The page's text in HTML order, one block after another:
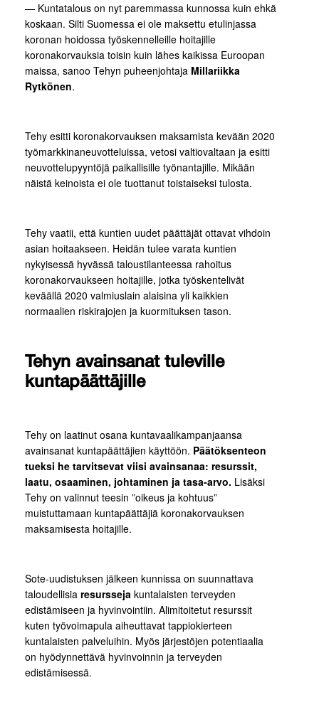
— Kuntatalous on nyt paremmassa kunnossa kuin ehkä
koskaan. Silti Suomessa ei ole maksettu etulinjassa
koronan hoidossa työskennelleille hoitajille
koronakorvauksia toisin kuin lähes kaikissa Euroopan
maissa, sanoo Tehyn puheenjohtaja Millariikka
Rytkönen.
Tehy esitti koronakorvauksen maksamista kevään 2020
työmarkkinaneuvotteluissa, vetosi valtiovaltaan ja esitti
neuvottelupyyntöjä paikallisille työnantajille. Mikään
näistä keinoista ei ole tuottanut toistaiseksi tulosta.
Tehy vaatii, että kuntien uudet päättäjät ottavat vihdoin
asian hoitaakseen. Heidän tulee varata kuntien
nykyisessä hyvässä taloustilanteessa rahoitus
koronakorvaukseen hoitajille, jotka työskentelivät
keväällä 2020 valmiuslain alaisina yli kaikkien
normaalien riskirajojen ja kuormituksen tason.
Tehyn avainsanat tuleville
kuntapäättäjille
Tehy on laatinut osana kuntavaalikampanjaansa
avainsanat kuntapäättäjien käyttöön. Päätöksenteon
tueksi he tarvitsevat viisi avainsanaa: resurssit,
laatu, osaaminen, johtaminen ja tasa-arvo. Lisäksi
Tehy on valinnut teesin ”oikeus ja kohtuus”
muistuttamaan kuntapäättäjiä koronakorvauksen
maksamisesta hoitajille.
Sote-uudistuksen jälkeen kunnissa on suunnattava
taloudellisia resursseja kuntalaisten terveyden
edistämiseen ja hyvinvointiin. Alimitoitetut resurssit
kuten työvoimapula aiheuttavat tappiokierteen
kuntalaisten palveluihin. Myös järjestöjen potentiaalia
on hyödynnettävä hyvinvoinnin ja terveyden
edistämisessä.